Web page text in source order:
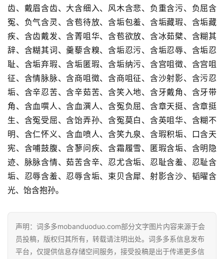
古
今
诗
词
常
用
贺
词
网
络
热
词
台
词
登录 注册
齿、戴眉含齿、大含细入、风木含悲、负重含污、负屈含
冤、负气含灵、含苞待放、含垢包羞、含垢藏瑕、含垢藏
疾、含齿戴发、含菁咀华、含苞欲放、含冰茹檗、含糊其
辞、含糊其词、羹藜含糗、含垢忍污、含垢忍辱、含垢忍
耻、含垢弃瑕、含垢匿瑕、含垢纳污、含宫咀徵、含宫咀
征、含情脉脉、含商咀徵、含商咀征、含沙射影、含污忍
垢、含辛忍苦、含辛茹苦、含笑入地、含牙戴角、含牙带
角、含血噀人、含血潠人、含冤负屈、含章天挺、含章挺
生、含冤受屈、含饴弄孙、含冤莫白、含英咀华、含糊不
明、含仁怀义、含血喷人、含笑九泉、含瑕积垢、口含天
宪、含哺鼓腹、含蓼问疾、含霜履雪、匿瑕含垢、含明隐
迹、脉脉含情、茹苦含辛、忍尤含垢、忍耻含羞、忍耻含
垢、忍辱含羞、忍辱含垢、束贝含犀、射影含沙、韬曜含
光、饴含抱孙。
声明：词多多mobanduoduo.com部分文字图片内容来源于会
员投稿，版权归其所有，转载请注明出处。词多多系信息发布
平台，仅提供信息存储空间服务，接受投稿是出于传递更多信